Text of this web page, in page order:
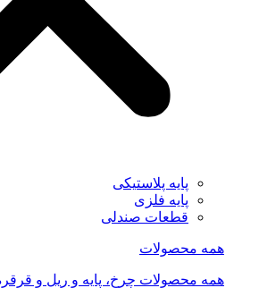
پایه پلاستیکی
پایه فلزی
قطعات صندلی
همه محصولات
همه محصولات چرخ، پایه و ریل و